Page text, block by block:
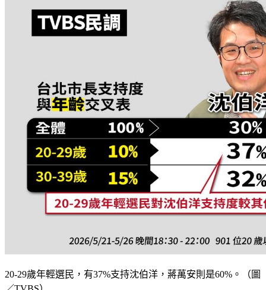
／TVBS）